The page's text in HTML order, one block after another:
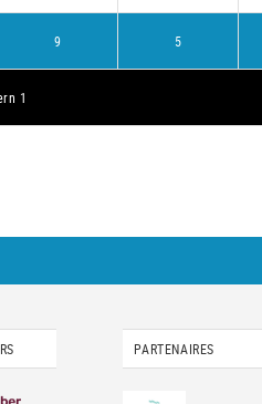
9 5
1
PARTENAIRES